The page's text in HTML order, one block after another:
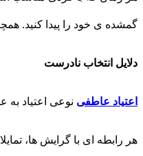
گمشده ی خود را پیدا کنید.
دلایل انتخاب نادرست
اعتیاد عاطفی نوعی اعتیاد
هر رابطه ای با گرایش ها،